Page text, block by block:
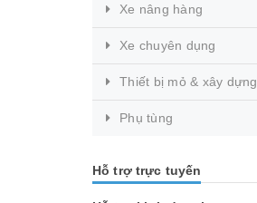
Xe nâng hàng
Xe chuyên dụng
Thiết bị mỏ & xây dựng
Phụ tùng
Hỗ trợ trực tuyến